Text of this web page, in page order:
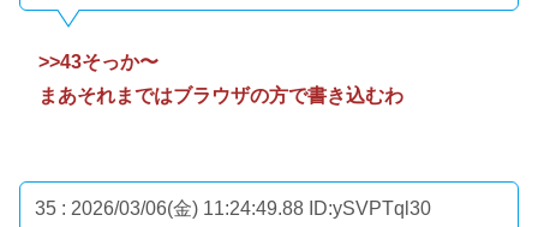
>>43そっか〜
まあそれまではブラウザの方で書き込むわ
35 : 2026/03/06(金) 11:24:49.88 ID:ySVPTql30